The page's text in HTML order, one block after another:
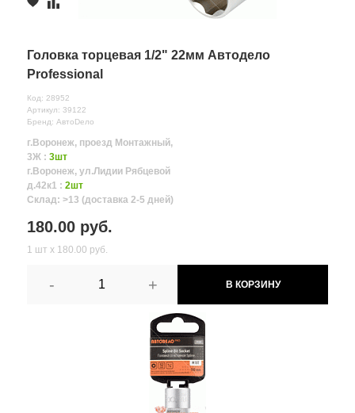
Головка торцевая 1/2" 22мм Автодело
Professional
Код: 28952
Артикул: 39122
Бренд: АвтоDело
г.Воронеж, проезд Монтажный,
3Ж : 3шт
г.Воронеж, ул.Лидии Рябцевой
д.42к1 : 2шт
Склад: >13 (доставка 2-5 дней)
180.00 руб.
1 шт х 180.00 руб.
- + В КОРЗИНУ